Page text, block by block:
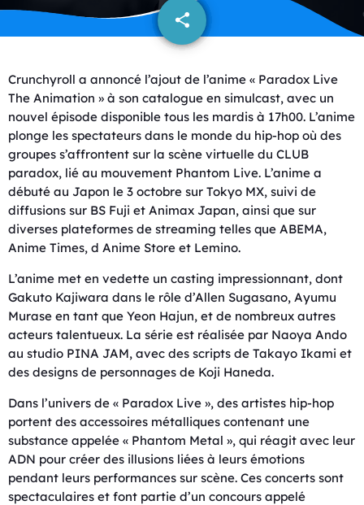
share
email
Crunchyroll a annoncé l’ajout de l’anime « Paradox Live
The Animation » à son catalogue en simulcast, avec un
nouvel épisode disponible tous les mardis à 17h00. L’anime
plonge les spectateurs dans le monde du hip-hop où des
groupes s’affrontent sur la scène virtuelle du CLUB
paradox, lié au mouvement Phantom Live. L’anime a
débuté au Japon le 3 octobre sur Tokyo MX, suivi de
diffusions sur BS Fuji et Animax Japan, ainsi que sur
diverses plateformes de streaming telles que ABEMA,
Anime Times, d Anime Store et Lemino.
L’anime met en vedette un casting impressionnant, dont
Gakuto Kajiwara dans le rôle d’Allen Sugasano, Ayumu
Murase en tant que Yeon Hajun, et de nombreux autres
acteurs talentueux. La série est réalisée par Naoya Ando
au studio PINA JAM, avec des scripts de Takayo Ikami et
des designs de personnages de Koji Haneda.
Dans l’univers de « Paradox Live », des artistes hip-hop
portent des accessoires métalliques contenant une
substance appelée « Phantom Metal », qui réagit avec leur
ADN pour créer des illusions liées à leurs émotions
pendant leurs performances sur scène. Ces concerts sont
spectaculaires et font partie d’un concours appelé